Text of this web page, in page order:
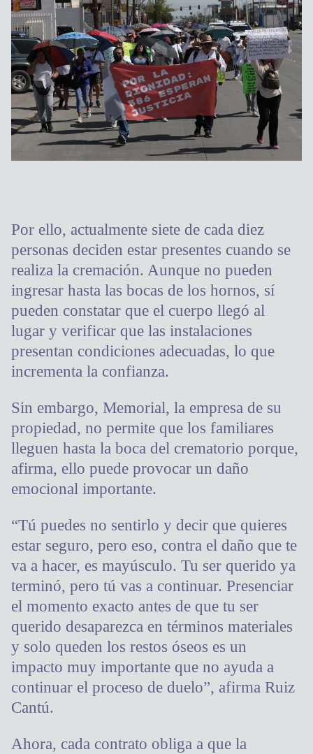
Por ello, actualmente siete de cada diez
personas deciden estar presentes cuando se
realiza la cremación. Aunque no pueden
ingresar hasta las bocas de los hornos, sí
pueden constatar que el cuerpo llegó al
lugar y verificar que las instalaciones
presentan condiciones adecuadas, lo que
incrementa la confianza.
Sin embargo, Memorial, la empresa de su
propiedad, no permite que los familiares
lleguen hasta la boca del crematorio porque,
afirma, ello puede provocar un daño
emocional importante.
“Tú puedes no sentirlo y decir que quieres
estar seguro, pero eso, contra el daño que te
va a hacer, es mayúsculo. Tu ser querido ya
terminó, pero tú vas a continuar. Presenciar
el momento exacto antes de que tu ser
querido desaparezca en términos materiales
y solo queden los restos óseos es un
impacto muy importante que no ayuda a
continuar el proceso de duelo”, afirma Ruiz
Cantú.
Ahora, cada contrato obliga a que la